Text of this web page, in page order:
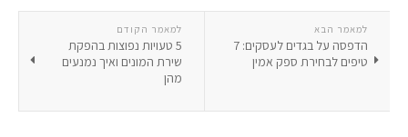
למאמר הקודם
5 טעויות נפוצות בהפקת
שירת המונים ואיך נמנעים
מהן
למאמר הבא
הדפסה על בגדים לעסקים: 7
טיפים לבחירת ספק אמין